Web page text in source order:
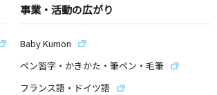
事業・活動の広がり
Baby Kumon
ペン習字・かきかた・筆ペン・毛筆
フランス語・ドイツ語